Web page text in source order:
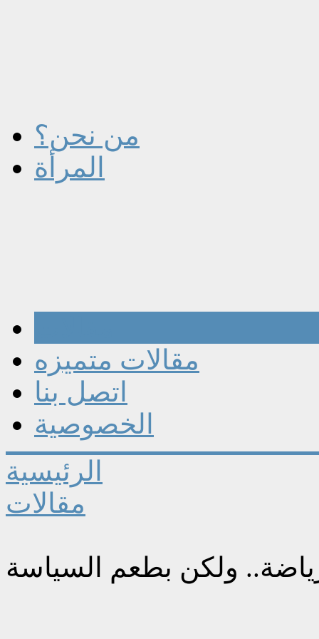
من نحن؟
المرأة
مقالات متميزه
اتصل بنا
الخصوصية
الرئيسية
مقالات
ولكن بطعم السياسة